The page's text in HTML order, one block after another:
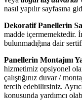
nasıl yapılır sayfasına
Dekoratif Panellerin
madde içermemektedir.
bulunmadığına dair
Panellerin Montajını
hizmetimiz opsiyonel
çalıştığınız duvar /
tercih edebilirsiniz.
konusunda yardımcı